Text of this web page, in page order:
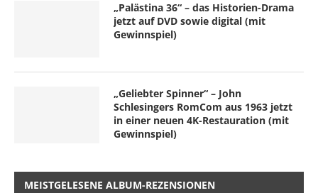
„Palästina 36“ – das Historien-Drama
jetzt auf DVD sowie digital (mit
Gewinnspiel)
„Geliebter Spinner“ – John
Schlesingers RomCom aus 1963 jetzt
in einer neuen 4K-Restauration (mit
Gewinnspiel)
MEISTGELESENE ALBUM-REZENSIONEN